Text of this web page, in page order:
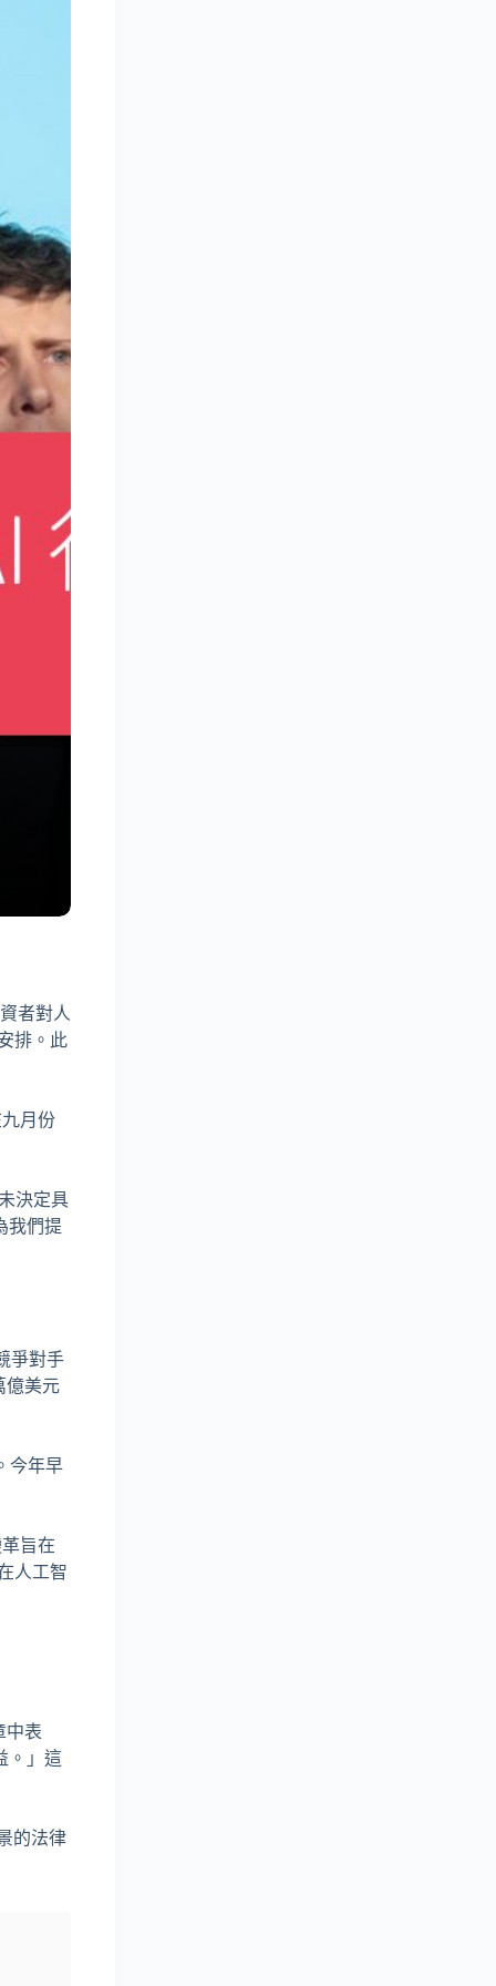
者對人
排。此
月份
決定具
我們提
爭對手
億美元
今年早
旨在
人工智
中表
。」這
的法律